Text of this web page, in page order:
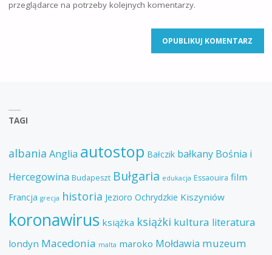
przeglądarce na potrzeby kolejnych komentarzy.
TAGI
albania Anglia autostop Bałczik bałkany Bośnia i
Hercegowina Budapeszt Bułgaria edukacja Essaouira film
Francja grecja historia Jezioro Ochrydzkie Kiszyniów
koronawirus książka książki kultura literatura
londyn Macedonia malta maroko Mołdawia muzeum